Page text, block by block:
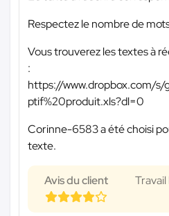
Respectez le nombre de
Vous trouverez les textes à
:
https://www.dropbox.com/s/
ptif%20produit.xls?dl=0
Corinne-6583 a été choisi
texte.
Avis du client